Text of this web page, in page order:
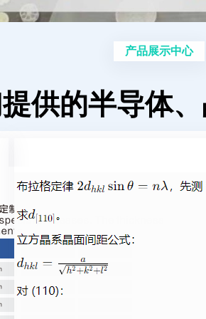
产品展示中心
供的半导体